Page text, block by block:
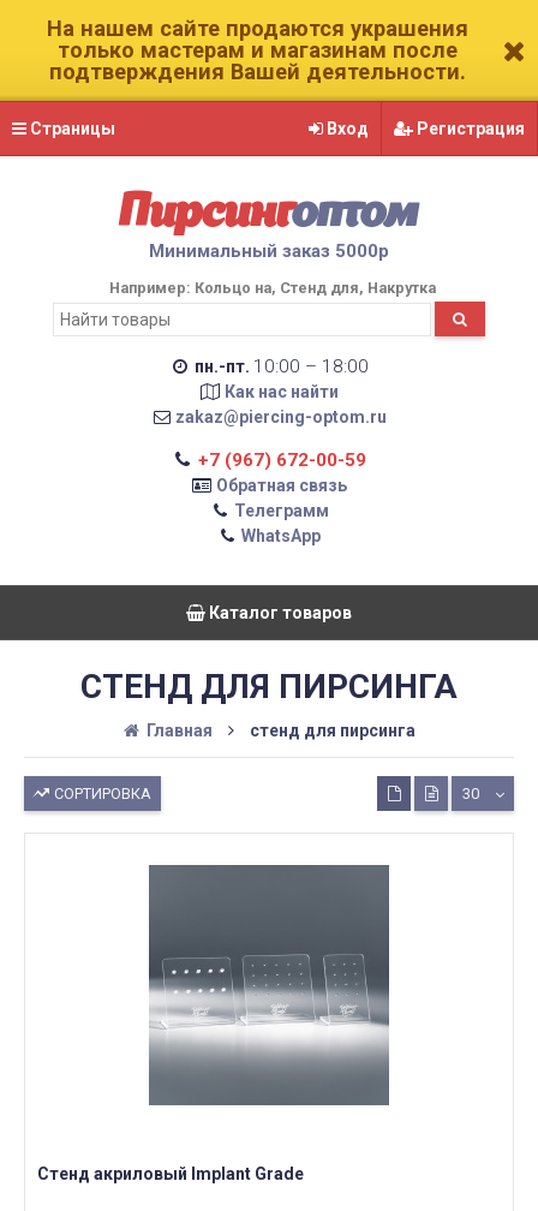
На нашем сайте продаются украшения
только мастерам и магазинам после
подтверждения Вашей деятельности.
Страницы Вход Регистрация
Пирсингоптом
Минимальный заказ 5000р
Например: Кольцо на Стенд для Накрутка
пн.-пт. 10:00 – 18:00
Как нас найти
zakaz@piercing-optom.ru
+7 (967) 672-00-59
Обратная связь
Телеграмм
WhatsApp
Каталог товаров
СТЕНД ДЛЯ ПИРСИНГА
Главная стенд для пирсинга
СОРТИРОВКА 30
Стенд акриловый Implant Grade